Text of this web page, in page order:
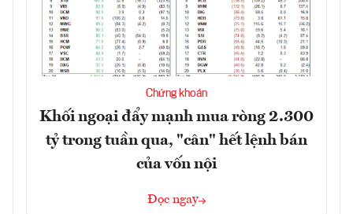
Chứng khoán
Khối ngoại đẩy mạnh mua ròng 2.300
tỷ trong tuần qua, "cân" hết lệnh bán
của vốn nội
Đọc ngay